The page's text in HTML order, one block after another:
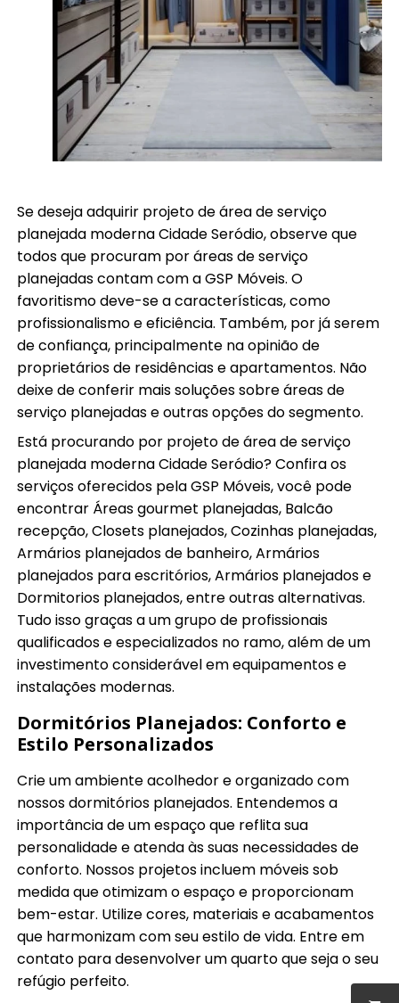
Se deseja adquirir projeto de área de serviço
planejada moderna Cidade Seródio, observe que
todos que procuram por áreas de serviço
planejadas contam com a GSP Móveis. O
favoritismo deve-se a características, como
profissionalismo e eficiência. Também, por já serem
de confiança, principalmente na opinião de
proprietários de residências e apartamentos. Não
deixe de conferir mais soluções sobre áreas de
serviço planejadas e outras opções do segmento.
Está procurando por projeto de área de serviço
planejada moderna Cidade Seródio? Confira os
serviços oferecidos pela GSP Móveis, você pode
encontrar Áreas gourmet planejadas, Balcão
recepção, Closets planejados, Cozinhas planejadas,
Armários planejados de banheiro, Armários
planejados para escritórios, Armários planejados e
Dormitorios planejados, entre outras alternativas.
Tudo isso graças a um grupo de profissionais
qualificados e especializados no ramo, além de um
investimento considerável em equipamentos e
instalações modernas.
Dormitórios Planejados: Conforto e
Estilo Personalizados
Crie um ambiente acolhedor e organizado com
nossos dormitórios planejados. Entendemos a
importância de um espaço que reflita sua
personalidade e atenda às suas necessidades de
conforto. Nossos projetos incluem móveis sob
medida que otimizam o espaço e proporcionam
bem-estar. Utilize cores, materiais e acabamentos
que harmonizam com seu estilo de vida. Entre em
contato para desenvolver um quarto que seja o seu
refúgio perfeito.